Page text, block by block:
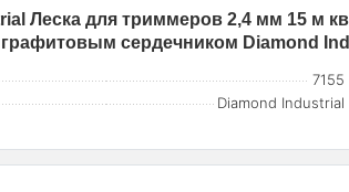
Леска для триммеров 2,4 мм 15 м
сердечником Diamond
7155
Diamond Industrial